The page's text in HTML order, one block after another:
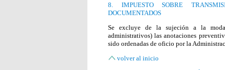
8. IMPUESTO SOBRE
DOCUMENTADOS
Se excluye de la sujeción a la
administrativos) las anotaciones
sido ordenadas de oficio por la
volver al inicio